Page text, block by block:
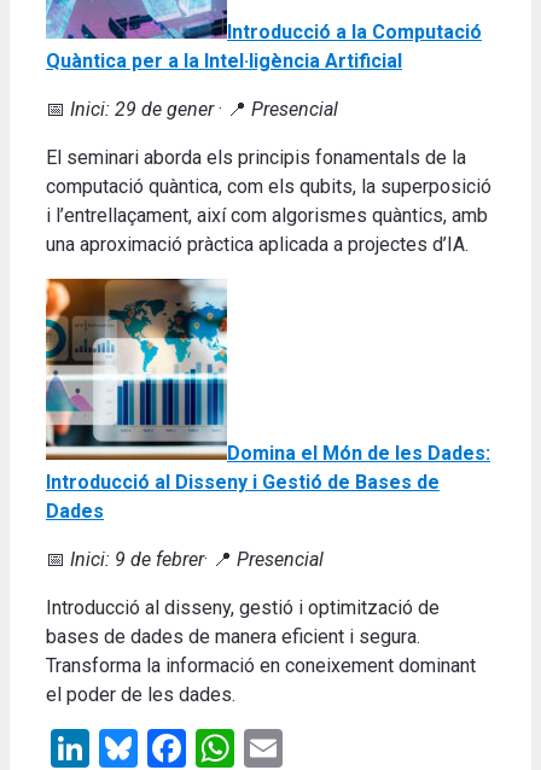
Introducció a la Computació
Quàntica per a la Intel·ligència Artificial
📅 Inici: 29 de gener· 📍 Presencial
El seminari aborda els principis fonamentals de la
computació quàntica, com els qubits, la superposició
i l’entrellaçament, així com algorismes quàntics, amb
una aproximació pràctica aplicada a projectes d’IA.
Domina el Món de les Dades:
Introducció al Disseny i Gestió de Bases de
Dades
📅 Inici: 9 de febrer· 📍 Presencial
Introducció al disseny, gestió i optimització de
bases de dades de manera eficient i segura.
Transforma la informació en coneixement dominant
el poder de les dades.
LinkedIn
Bluesky
Facebook
WhatsApp